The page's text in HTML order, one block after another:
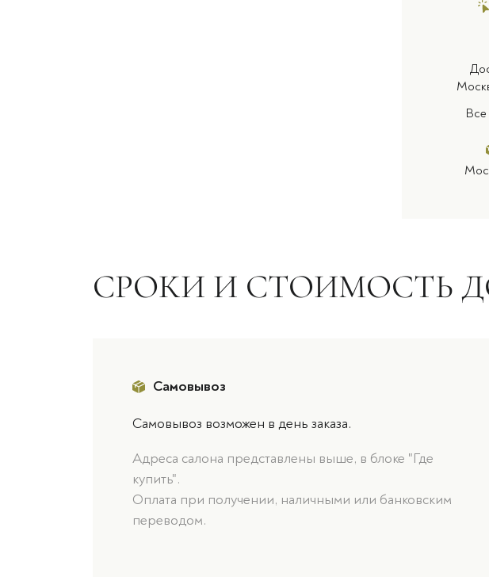
Все
СРОКИ И СТОИМОСТЬ
Самовывоз
Самовывоз возможен в день заказа.
Адреса салона представлены выше, в блоке "Где
купить".
Оплата при получении, наличными или банковским
переводом.